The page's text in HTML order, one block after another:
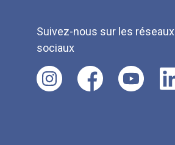
Suivez-nous sur les réseaux
sociaux